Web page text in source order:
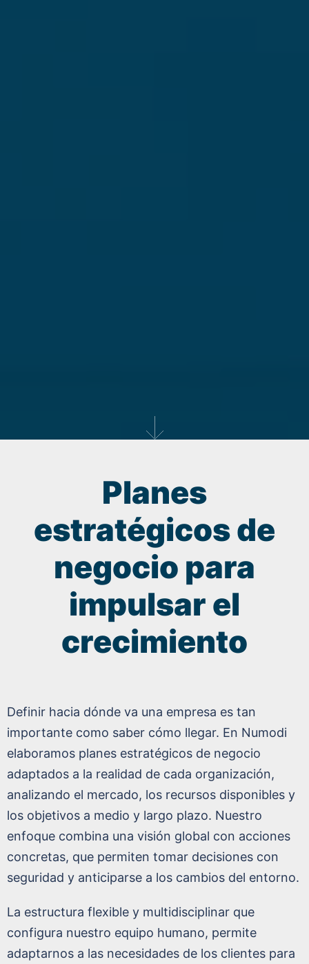
Planes
estratégicos de
negocio para
impulsar el
crecimiento
Definir hacia dónde va una empresa es tan
importante como saber cómo llegar. En Numodi
elaboramos planes estratégicos de negocio
adaptados a la realidad de cada organización,
analizando el mercado, los recursos disponibles y
los objetivos a medio y largo plazo. Nuestro
enfoque combina una visión global con acciones
concretas, que permiten tomar decisiones con
seguridad y anticiparse a los cambios del entorno.
La estructura flexible y multidisciplinar que
configura nuestro equipo humano, permite
adaptarnos a las necesidades de los clientes para